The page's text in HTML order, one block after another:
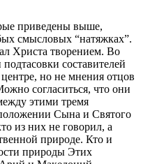
приведены выше,
смысловых “натяжках”.
Христа творением. Во
составителей
но не мнения отцов
согласиться, что они
этими тремя
Сына и Святого
из них не говорил, а
природе. Кто и
природы Этих